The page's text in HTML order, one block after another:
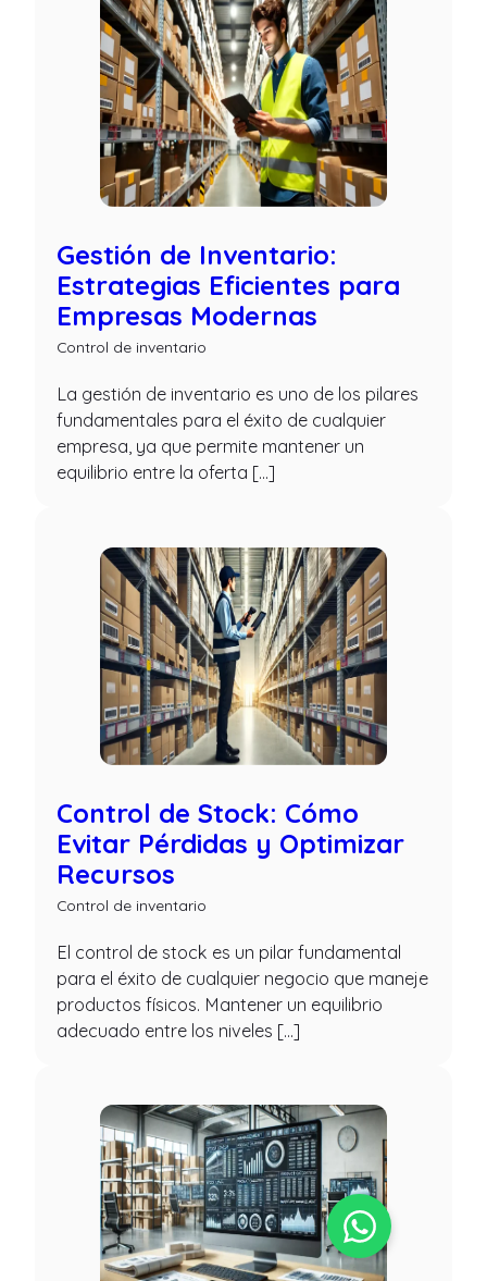
Gestión de Inventario:
Estrategias Eficientes para
Empresas Modernas
Control de inventario
La gestión de inventario es uno de los pilares
fundamentales para el éxito de cualquier
empresa, ya que permite mantener un
equilibrio entre la oferta […]
Control de Stock: Cómo
Evitar Pérdidas y Optimizar
Recursos
Control de inventario
El control de stock es un pilar fundamental
para el éxito de cualquier negocio que maneje
productos físicos. Mantener un equilibrio
adecuado entre los niveles […]